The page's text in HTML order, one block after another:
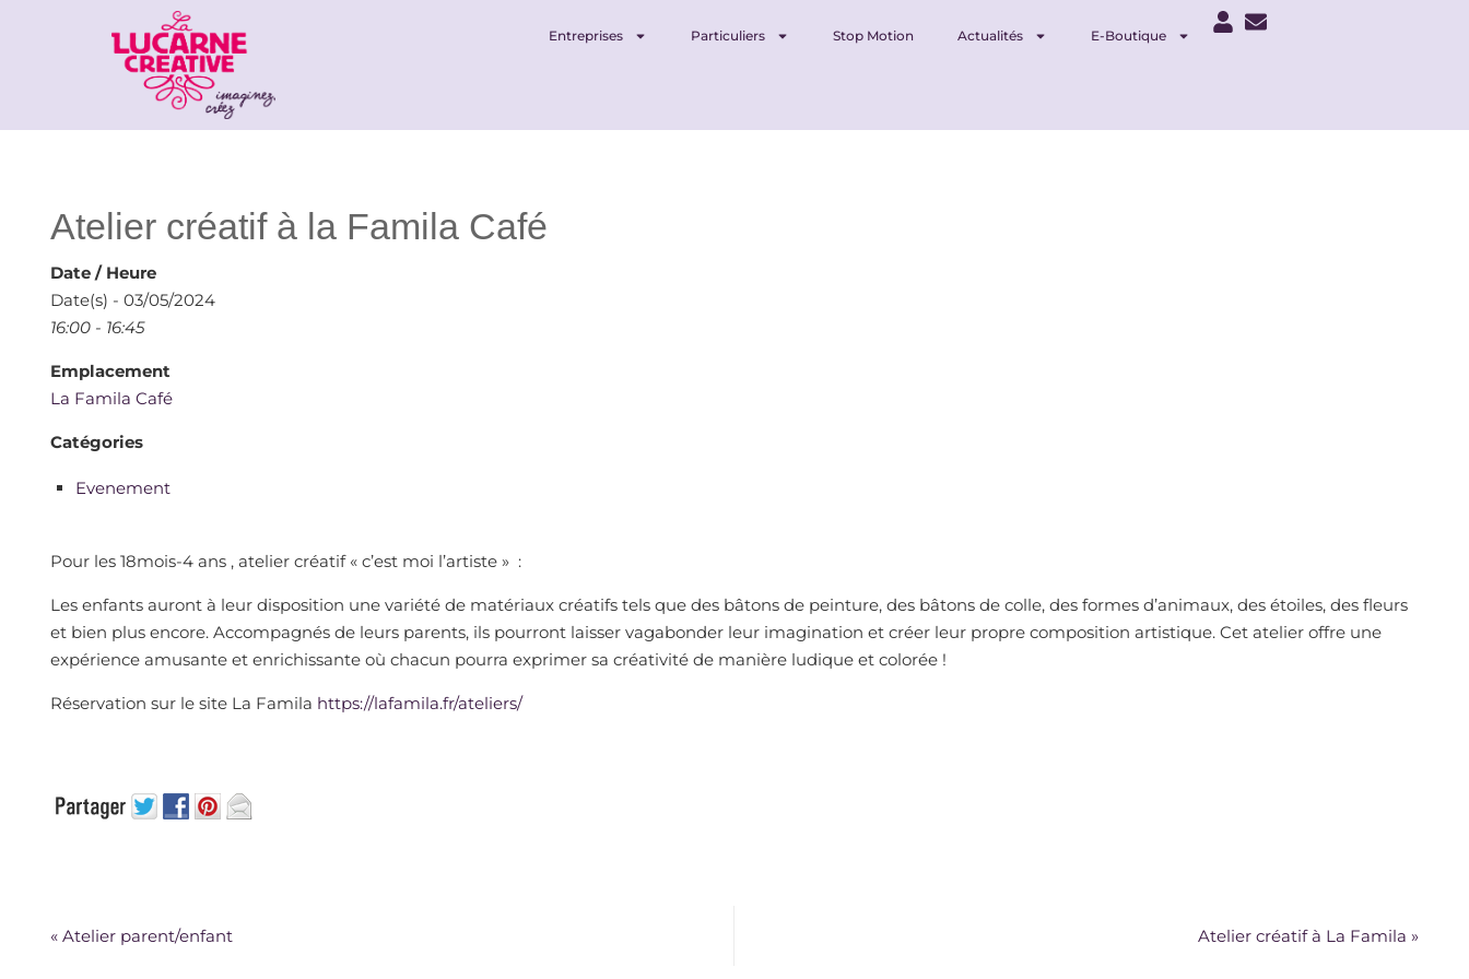
Entreprises Particuliers Stop Motion Actualités E-Boutique
Atelier créatif à la Famila Café
Date / Heure
Date(s) - 03/05/2024
16:00 - 16:45
Emplacement
La Famila Café
Catégories
Evenement
Pour les 18mois-4 ans , atelier créatif « c’est moi l’artiste » :
Les enfants auront à leur disposition une variété de matériaux créatifs tels que des bâtons de peinture, des bâtons de colle, des formes d’animaux, des étoiles, des fleurs
et bien plus encore. Accompagnés de leurs parents, ils pourront laisser vagabonder leur imagination et créer leur propre composition artistique. Cet atelier offre une
expérience amusante et enrichissante où chacun pourra exprimer sa créativité de manière ludique et colorée !
Réservation sur le site La Famila https://lafamila.fr/ateliers/
« Atelier parent/enfant Atelier créatif à La Famila »